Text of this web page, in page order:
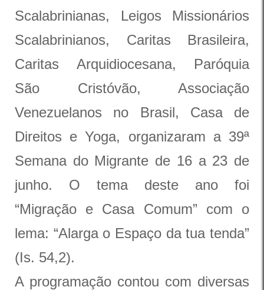
Scalabrinianas, Leigos Missionários
Scalabrinianos, Caritas Brasileira,
Caritas Arquidiocesana, Paróquia
São Cristóvão, Associação
Venezuelanos no Brasil, Casa de
Direitos e Yoga, organizaram a 39ª
Semana do Migrante de 16 a 23 de
junho. O tema deste ano foi
“Migração e Casa Comum” com o
lema: “Alarga o Espaço da tua tenda”
(Is. 54,2).
A programação contou com diversas